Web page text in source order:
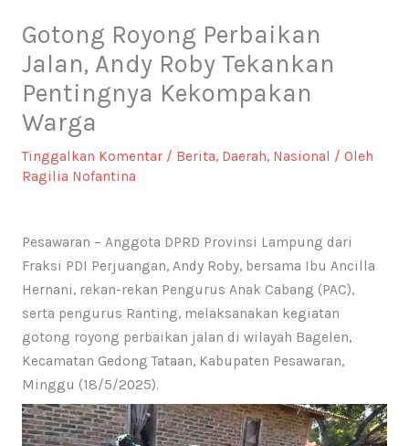
Gotong Royong Perbaikan
Jalan, Andy Roby Tekankan
Pentingnya Kekompakan
Warga
Tinggalkan Komentar / Berita, Daerah, Nasional / Oleh
Ragilia Nofantina
Pesawaran – Anggota DPRD Provinsi Lampung dari
Fraksi PDI Perjuangan, Andy Roby, bersama Ibu Ancilla
Hernani, rekan-rekan Pengurus Anak Cabang (PAC),
serta pengurus Ranting, melaksanakan kegiatan
gotong royong perbaikan jalan di wilayah Bagelen,
Kecamatan Gedong Tataan, Kabupaten Pesawaran,
Minggu (18/5/2025).